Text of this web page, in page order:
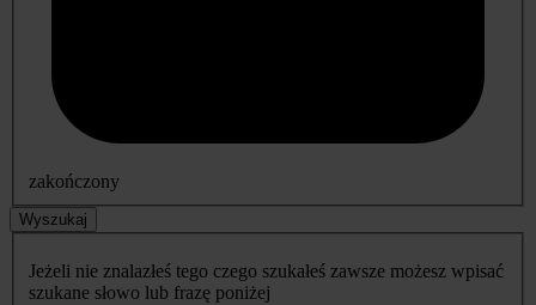
zakończony
Wyszukaj
Jeżeli nie znalazłeś tego czego szukałeś zawsze możesz wpisać
szukane słowo lub frazę poniżej